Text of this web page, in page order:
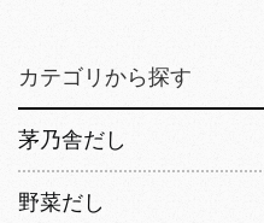
カテゴリから探す
茅乃舎だし
野菜だし